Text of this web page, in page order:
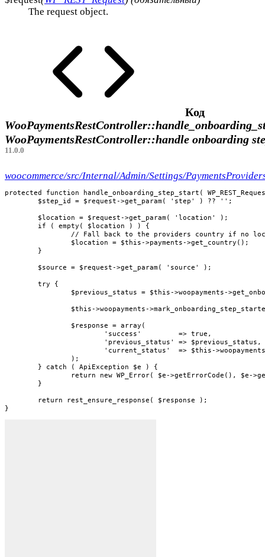
The request object.
Код
WooPaymentsRestController::handle onboarding
11.0.0
woocommerce/src/Internal/Admin/Settings/
protected function handle_onboarding_step_start(
}